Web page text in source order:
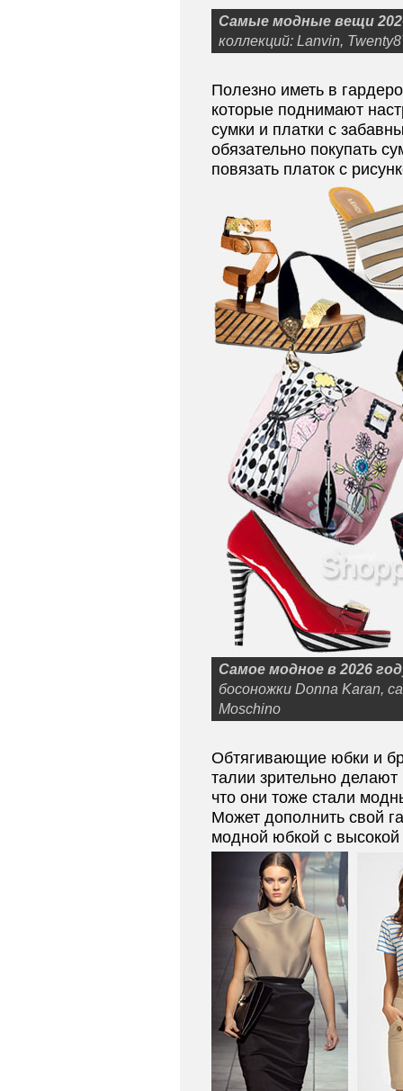
Самые модные вещи
коллекций: Lanvin,
Полезно иметь в
которые поднимают
сумки и платки с
обязательно покупать
повязать платок с
Самое модное в 2026
босоножки Donna Karan,
Moschino
Обтягивающие юбки и
талии зрительно
что они тоже стали
Может дополнить свой
модной юбкой с высокой